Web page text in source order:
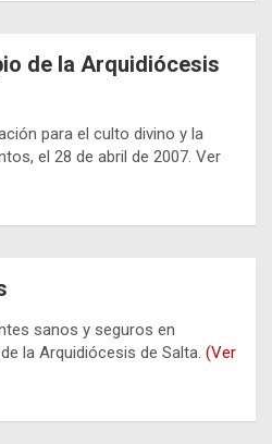
de la Arquidiócesis
para el culto divino y la
el 28 de abril de 2007. Ver
sanos y seguros en
la Arquidiócesis de Salta. (Ver